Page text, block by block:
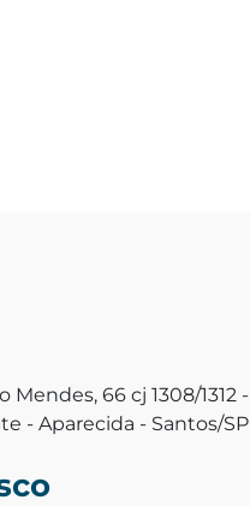
66 cj 1308/1312 -
- Aparecida - Santos/SP